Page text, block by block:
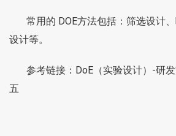
常用的 DOE方法包括：筛选设计
设计等。
参考链接： DoE（实验设计）-研
五